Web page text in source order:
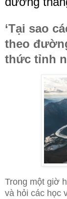
‘Tại sao
theo
thức tỉnh
Trong một giờ
và hỏi các học